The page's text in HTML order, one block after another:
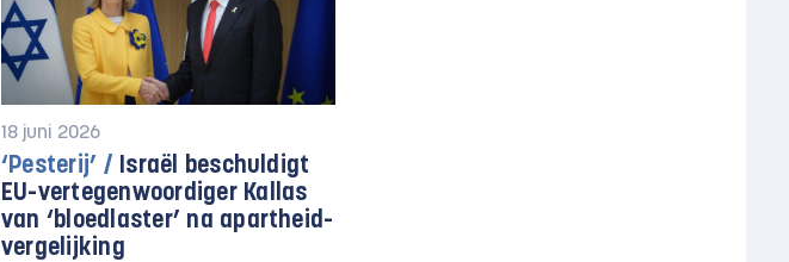
18 juni 2026
‘Pesterij’ / Israël beschuldigt
EU-vertegenwoordiger Kallas
van ‘bloedlaster’ na apartheid-
vergelijking